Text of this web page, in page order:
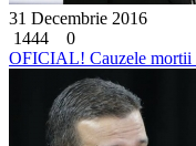
31 Decembrie 2016
1444
0
OFICIAL! Cauzele mortii